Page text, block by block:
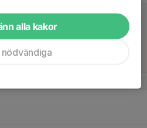
alla kakor
nödvändiga